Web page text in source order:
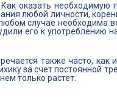
оказать
любой личности,
случае необходима
его к употреблению
также часто,
за счет постоянной
только растет.